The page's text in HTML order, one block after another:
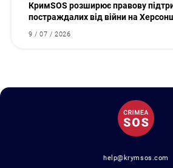
КримSOS розширює правову
постраждалих від війни на
9 / 07 / 2026
help@krymsos.com